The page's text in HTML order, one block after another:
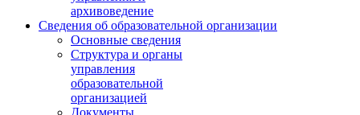
архивоведение
Сведения об образовательной организации
Основные сведения
Структура и органы
управления
образовательной
организацией
Документы